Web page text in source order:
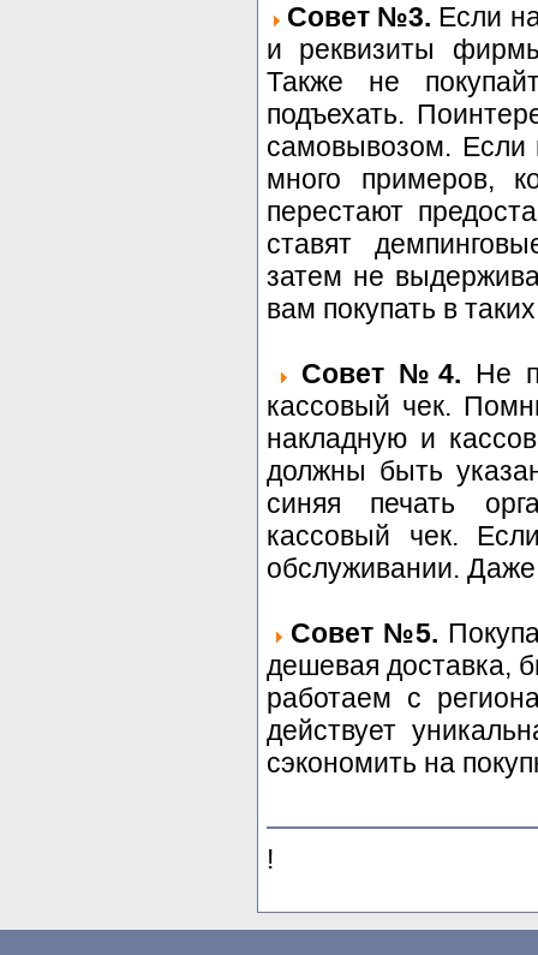
Совет №3. Если
и реквизиты
Также не
подъехать.
самовывозом.
много примеров,
перестают
ставят
затем не
вам покупать в
Совет №4. Не
кассовый чек.
накладную и
должны быть
синяя печать
кассовый чек.
обслуживании.
Совет №5.
дешевая доставка,
работаем с
действует
сэкономить на
!